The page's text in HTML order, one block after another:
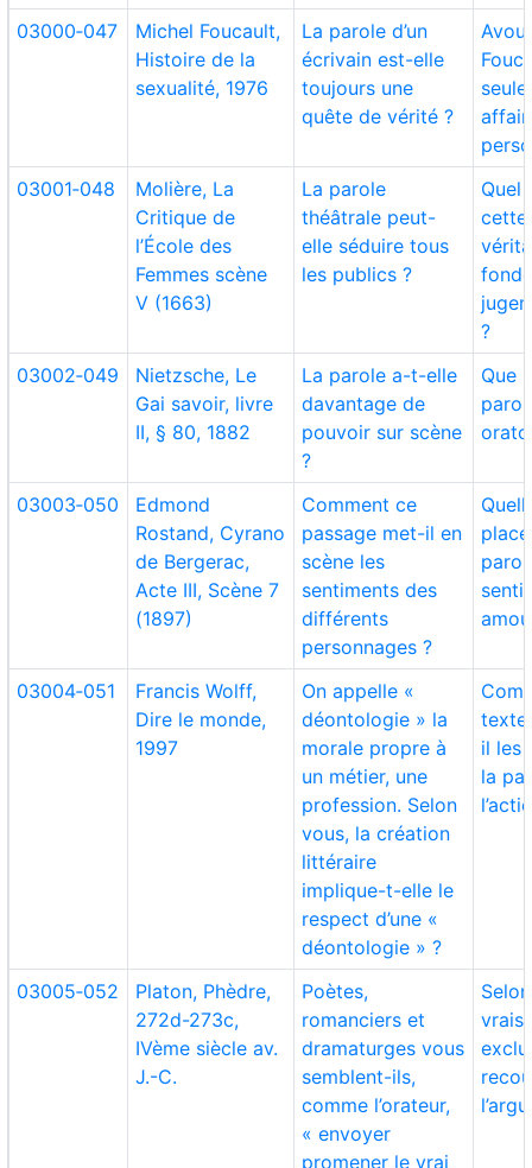
03000‑047
Michel Foucault,
Histoire de la
sexualité, 1976
La parole d’un
écrivain est-elle
toujours une
quête de vérité ?
03001‑048
Molière, La
Critique de
l’École des
Femmes scène
V (1663)
La parole
théâtrale peut-
elle séduire tous
les publics ?
Quel
cette
?
03002‑049
Nietzsche, Le
Gai savoir, livre
II, § 80, 1882
La parole a-t-elle
davantage de
pouvoir sur scène
?
Que
03003‑050
Edmond
Rostand, Cyrano
de Bergerac,
Acte III, Scène 7
(1897)
Comment ce
passage met-il en
scène les
sentiments des
différents
personnages ?
03004‑051
Francis Wolff,
Dire le monde,
1997
On appelle «
déontologie » la
morale propre à
un métier, une
profession. Selon
vous, la création
littéraire
implique-t-elle le
respect d’une «
déontologie » ?
texte
il les
la
03005‑052
Platon, Phèdre,
272d-273c,
IVème siècle av.
J.-C.
Poètes,
romanciers et
dramaturges vous
semblent-ils,
comme l’orateur,
« envoyer
promener le vrai